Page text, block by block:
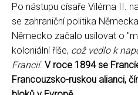
Po nástupu císaře Viléma II.
se zahraniční politika
Německo začalo usilovat o
koloniální říše, což vedlo k
Francií. V roce 1894 se
Francouzsko-ruskou alianci,